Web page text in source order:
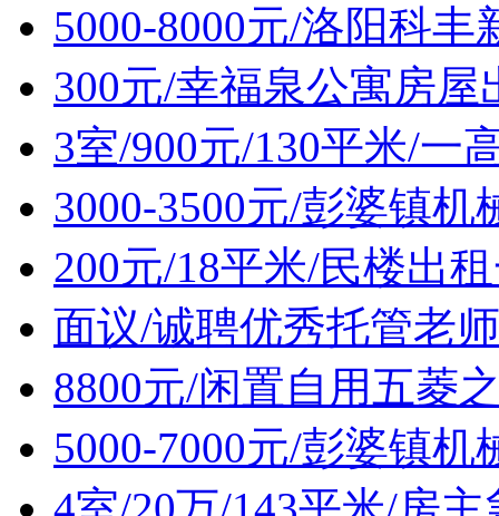
5000-8000元/洛阳科
300元/幸福泉公寓房屋
3室/900元/130平米/一
3000-3500元/彭婆镇
200元/18平米/民楼出
面议/诚聘优秀托管老师
8800元/闲置自用五菱
5000-7000元/彭婆镇